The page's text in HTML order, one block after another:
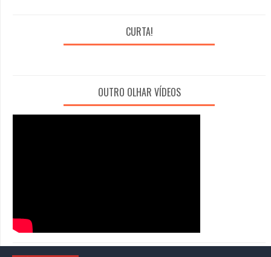
CURTA!
OUTRO OLHAR VÍDEOS